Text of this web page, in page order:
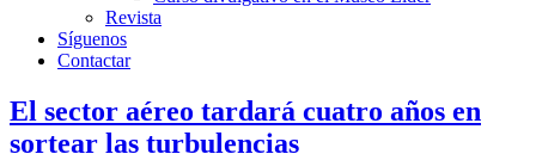
Revista
Síguenos
Contactar
El sector aéreo tardará cuatro años en
sortear las turbulencias